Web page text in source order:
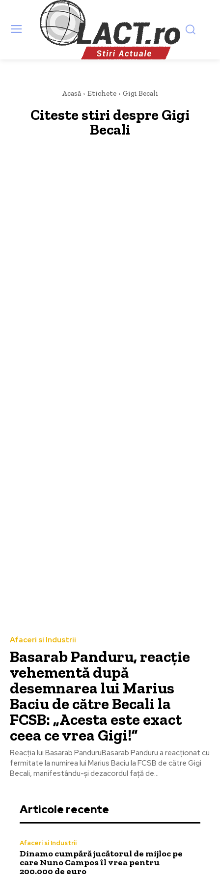
Acasă Etichete Gigi Becali
Citeste stiri despre Gigi
Becali
Afaceri si Industrii
Basarab Panduru, reacție
vehementă după
desemnarea lui Marius
Baciu de către Becali la
FCSB: „Acesta este exact
ceea ce vrea Gigi!”
Reacția lui Basarab PanduruBasarab Panduru a reacționat cu
fermitate la numirea lui Marius Baciu la FCSB de către Gigi
Becali, manifestându-și dezacordul față de...
Articole recente
Afaceri si Industrii
Dinamo cumpără jucătorul de mijloc pe
care Nuno Campos îl vrea pentru
200.000 de euro